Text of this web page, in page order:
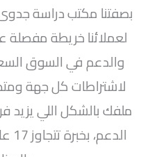
بصفتنا مكتب دراسة
لعملائنا خريطة
والدعم في السوق
لاشتراطات كل جهة
ملفك بالشكل اللي